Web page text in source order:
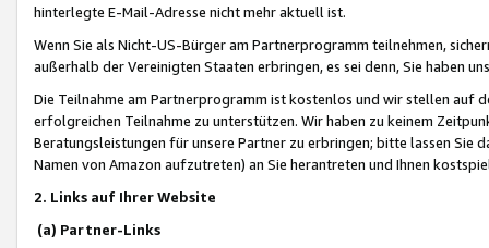
hinterlegte E-Mail-Adresse nicht mehr aktuell ist.
Wenn Sie als Nicht-US-Bürger am Partnerprogramm teilnehmen,
außerhalb der Vereinigten Staaten erbringen, es sei denn, Sie haben
Die Teilnahme am Partnerprogramm ist kostenlos und wir stellen auf
erfolgreichen Teilnahme zu unterstützen. Wir haben zu keinem
Beratungsleistungen für unsere Partner zu erbringen; bitte lassen Sie
Namen von Amazon aufzutreten) an Sie herantreten und Ihnen
2. Links auf Ihrer Website
(a) Partner-Links